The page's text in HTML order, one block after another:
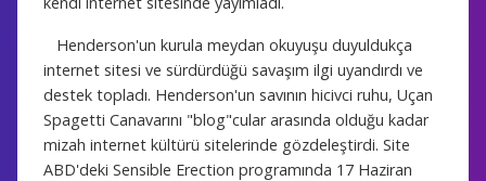
Henderson'un kurula meydan okuyuşu duyuldukça
internet sitesi ve sürdürdüğü savaşım ilgi uyandırdı ve
destek topladı. Henderson'un savının hicivci ruhu, Uçan
Spagetti Canavarını "blog"cular arasında olduğu kadar
mizah internet kültürü sitelerinde gözdeleştirdi. Site
ABD'deki Sensible Erection programında 17 Haziran